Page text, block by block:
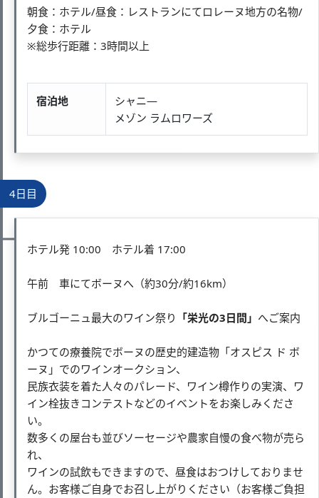
朝食：ホテル/昼食：レストランにてロレーヌ地方の名物/
夕食：ホテル
※総歩行距離：3時間以上
宿泊地
シャニ―
メゾン ラムロワーズ
4日目
ホテル発 10:00 ホテル着 17:00
午前 車にてボーヌへ（約30分/約16km）
ブルゴーニュ最大のワイン祭り 「栄光の3日間」 へご案内
かつての療養院でボーヌの歴史的建造物「オスピス ド ボ
ーヌ」でのワインオークション、
民族衣装を着た人々のパレード、ワイン樽作りの実演、ワ
イン栓抜きコンテストなどのイベントをお楽しみくださ
い。
数多くの屋台も並びソーセージや農家自慢の食べ物が売ら
れ、
ワインの試飲もできますので、昼食はおつけしておりませ
ん。お客様ご自身でお召し上がりください（お客様ご負担